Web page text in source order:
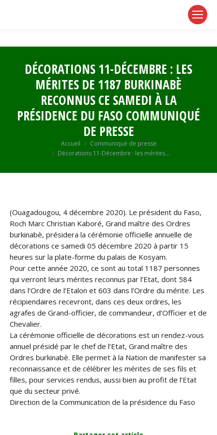
DÉCORATIONS 11-DÉCEMBRE : LES
MÉRITES DE 1187 BURKINABÈ
RECONNUS CE SAMEDI À LA
PRÉSIDENCE DU FASO COMMUNIQUÉ
DE PRESSE
Accueil
Communiqué de presse
Décorations 11-Décembre : les mérites…
(Ouagadougou, 4 décembre 2020). Le président du Faso,
Roch Marc Christian Kaboré, Grand maître des Ordres
burkinabè, présidera la cérémonie officielle annuelle de
décorations ce samedi 05 décembre 2020 à partir 15
heures sur la plate-forme du palais de Kosyam.
Pour cette année 2020, ce sont au total 1187 personnes
qui verront leurs mérites reconnus par l’Etat, dont 584
dans l’Ordre de l’Etalon et 603 dans l’Ordre du mérite. Les
récipiendaires recevront, dans ces deux ordres, les
agrafes de Grand-officier, de commandeur, d’Officier et de
Chevalier.
La cérémonie officielle de décorations est un rendez-vous
annuel présidé par le chef de l’Etat, Grand maître des
Ordres burkinabè. Elle permet à la Nation de manifester sa
reconnaissance et de célébrer les mérites de ses fils et
filles, pour services rendus, aussi bien au profit de l’Etat
que du secteur privé.
Direction de la Communication de la présidence du Faso